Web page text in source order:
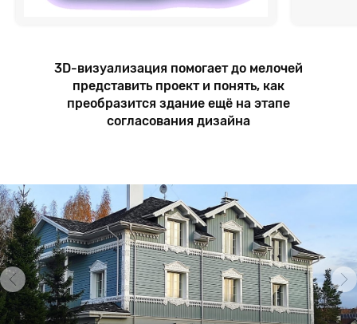
3D-визуализация помогает до мелочей
представить проект и понять, как
преобразится здание ещё на этапе
согласования дизайна